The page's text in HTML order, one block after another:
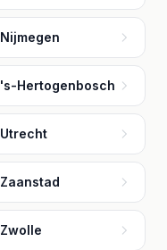
Nijmegen
's-Hertogenbosch
Utrecht
Zaanstad
Zwolle